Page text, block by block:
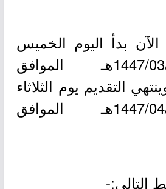
الآن بدأ اليوم الخميس
بتاريخ 1447/03/05هـ الموافق
28م وينتهي التقديم يوم الثلاثاء
بتاريخ 1447/04/08هـ الموافق
التالي:-